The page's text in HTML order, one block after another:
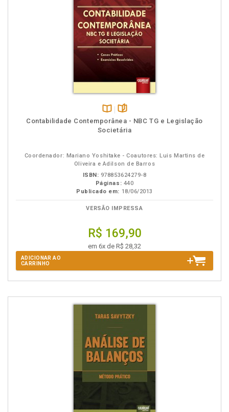
Disponível
na
páginas
Contabilidade Contemporânea - NBC TG e Legislação
Societária
Coordenador: Mariano Yoshitake - Coautores: Luis Martins de
Oliveira e Adilson de Barros
ISBN: 978853624279-8
Páginas: 440
Publicado em: 18/06/2013
VERSÃO IMPRESSA
R$ 169,90
em 6x de R$ 28,32
ADICIONAR AO
CARRINHO